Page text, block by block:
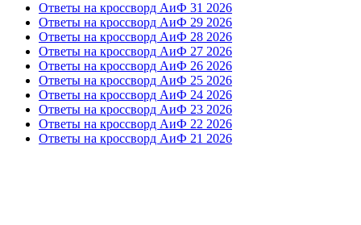
Ответы на кроссворд АиФ 31 2026
Ответы на кроссворд АиФ 29 2026
Ответы на кроссворд АиФ 28 2026
Ответы на кроссворд АиФ 27 2026
Ответы на кроссворд АиФ 26 2026
Ответы на кроссворд АиФ 25 2026
Ответы на кроссворд АиФ 24 2026
Ответы на кроссворд АиФ 23 2026
Ответы на кроссворд АиФ 22 2026
Ответы на кроссворд АиФ 21 2026